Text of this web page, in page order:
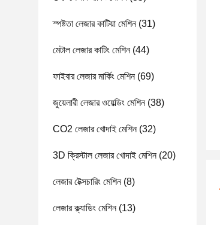
স্পষ্টতা লেজার কাটিয়া মেশিন(31)
মেটাল লেজার কাটিং মেশিন(44)
ফাইবার লেজার মার্কিং মেশিন(69)
জুয়েলারী লেজার ওয়েল্ডিং মেশিন(38)
CO2 লেজার খোদাই মেশিন(32)
3D ক্রিস্টাল লেজার খোদাই মেশিন(20)
লেজার টেক্সচারিং মেশিন(8)
লেজার ক্ল্যাডিং মেশিন(13)